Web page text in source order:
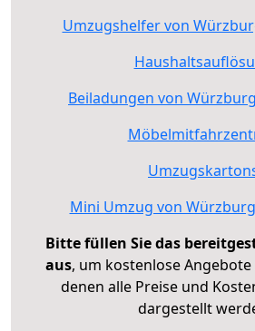
Umzugshelfer von
Beiladungen von
Mini Umzug von
Bitte füllen Sie das
aus, um kostenlose
denen alle Preise und
dargestellt